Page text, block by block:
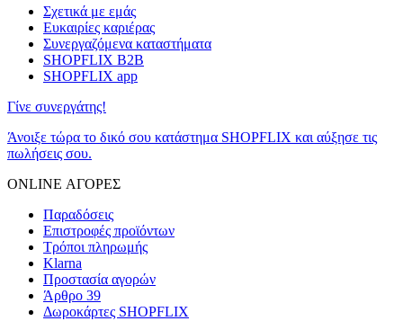
Σχετικά με εμάς
Ευκαιρίες καριέρας
Συνεργαζόμενα καταστήματα
SHOPFLIX B2B
SHOPFLIX app
Γίνε συνεργάτης!
Άνοιξε τώρα το δικό σου κατάστημα SHOPFLIX και αύξησε τις
πωλήσεις σου.
ONLINE ΑΓΟΡΕΣ
Παραδόσεις
Επιστροφές προϊόντων
Τρόποι πληρωμής
Klarna
Προστασία αγορών
Άρθρο 39
Δωροκάρτες SHOPFLIX